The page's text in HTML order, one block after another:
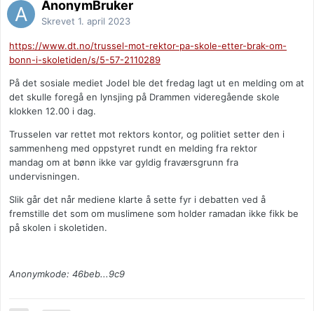
AnonymBruker
Skrevet 1. april 2023
https://www.dt.no/trussel-mot-rektor-pa-skole-etter-brak-om-
bonn-i-skoletiden/s/5-57-2110289
På det sosiale mediet Jodel ble det fredag lagt ut en melding om at
det skulle foregå en lynsjing på Drammen videregående skole
klokken 12.00 i dag.
Trusselen var rettet mot rektors kontor, og politiet setter den i
sammenheng med oppstyret rundt en melding fra rektor
mandag om at bønn ikke var gyldig fraværsgrunn fra
undervisningen.
Slik går det når mediene klarte å sette fyr i debatten ved å
fremstille det som om muslimene som holder ramadan ikke fikk be
på skolen i skoletiden.
Anonymkode: 46beb...9c9